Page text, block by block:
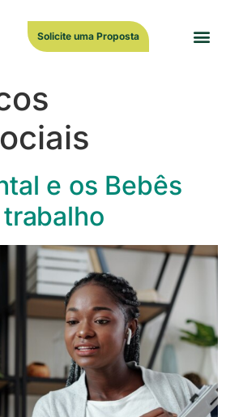
Solicite uma Proposta
e os Bebês